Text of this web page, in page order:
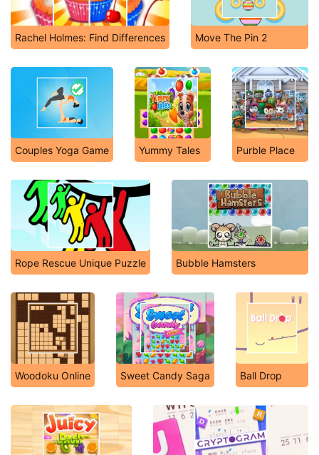
Rachel Holmes: Find Differences Move The Pin 2
Couples Yoga Game Yummy Tales Purble Place
Rope Rescue Unique Puzzle Bubble Hamsters
Woodoku Online Sweet Candy Saga Ball Drop